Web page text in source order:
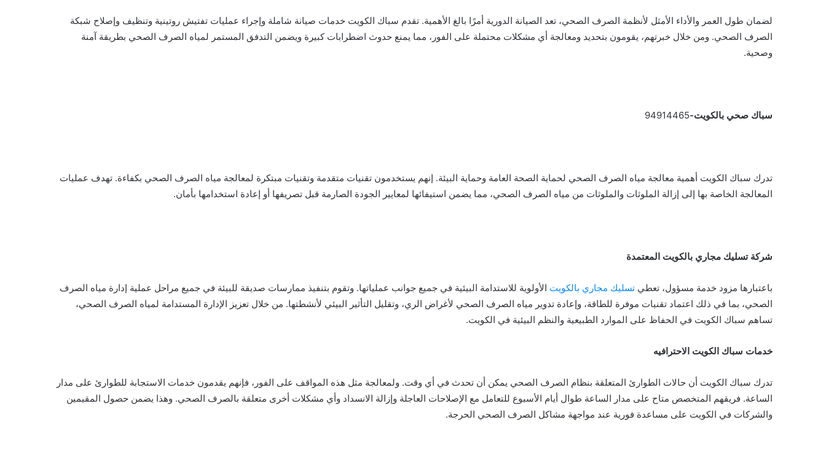
لضمان طول العمر والأداء الأمثل لأنظمة الصرف الصحي، تعد الصيانة الدورية أمرًا بالغ الأهمية. تقدم سباك الكويت خدمات صيانة شاملة وإجراء عمليات تفتيش روتينية وتنظيف وإصلاح شبكة
الصرف الصحي. ومن خلال خبرتهم، يقومون بتحديد ومعالجة أي مشكلات محتملة على الفور، مما يمنع حدوث اضطرابات كبيرة ويضمن التدفق المستمر لمياه الصرف الصحي بطريقة آمنة
وصحية.
سباك صحي بالكويت-94914465
تدرك سباك الكويت أهمية معالجة مياه الصرف الصحي لحماية الصحة العامة وحماية البيئة. إنهم يستخدمون تقنيات متقدمة وتقنيات مبتكرة لمعالجة مياه الصرف الصحي بكفاءة. تهدف عمليات
المعالجة الخاصة بها إلى إزالة الملوثات والملوثات من مياه الصرف الصحي، مما يضمن استيفائها لمعايير الجودة الصارمة قبل تصريفها أو إعادة استخدامها بأمان.
شركة تسليك مجاري بالكويت المعتمدة
باعتبارها مزود خدمة مسؤول، تعطي تسليك مجاري بالكويت الأولوية للاستدامة البيئية في جميع جوانب عملياتها. وتقوم بتنفيذ ممارسات صديقة للبيئة في جميع مراحل عملية إدارة مياه الصرف
الصحي، بما في ذلك اعتماد تقنيات موفرة للطاقة، وإعادة تدوير مياه الصرف الصحي لأغراض الري، وتقليل التأثير البيئي لأنشطتها. من خلال تعزيز الإدارة المستدامة لمياه الصرف الصحي،
تساهم سباك الكويت في الحفاظ على الموارد الطبيعية والنظم البيئية في الكويت.
خدمات سباك الكويت الاحترافيه
تدرك سباك الكويت أن حالات الطوارئ المتعلقة بنظام الصرف الصحي يمكن أن تحدث في أي وقت. ولمعالجة مثل هذه المواقف على الفور، فإنهم يقدمون خدمات الاستجابة للطوارئ على مدار
الساعة. فريقهم المتخصص متاح على مدار الساعة طوال أيام الأسبوع للتعامل مع الإصلاحات العاجلة وإزالة الانسداد وأي مشكلات أخرى متعلقة بالصرف الصحي. وهذا يضمن حصول المقيمين
والشركات في الكويت على مساعدة فورية عند مواجهة مشاكل الصرف الصحي الحرجة.